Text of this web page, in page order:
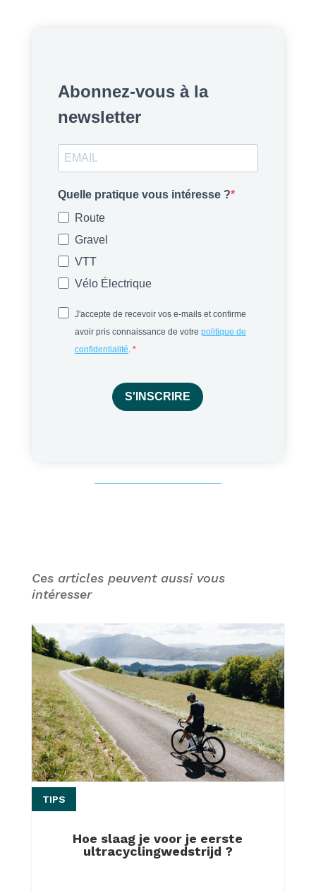
Abonnez-vous à la
newsletter
Quelle pratique vous intéresse ?
Route
Gravel
VTT
Vélo Électrique
J'accepte de recevoir vos e-mails et confirme
avoir pris connaissance de votre politique de
confidentialité
S'INSCRIRE
Ces articles peuvent aussi vous
intéresser
Hoe slaag je voor je eerste
ultracyclingwedstrijd ?
TIPS